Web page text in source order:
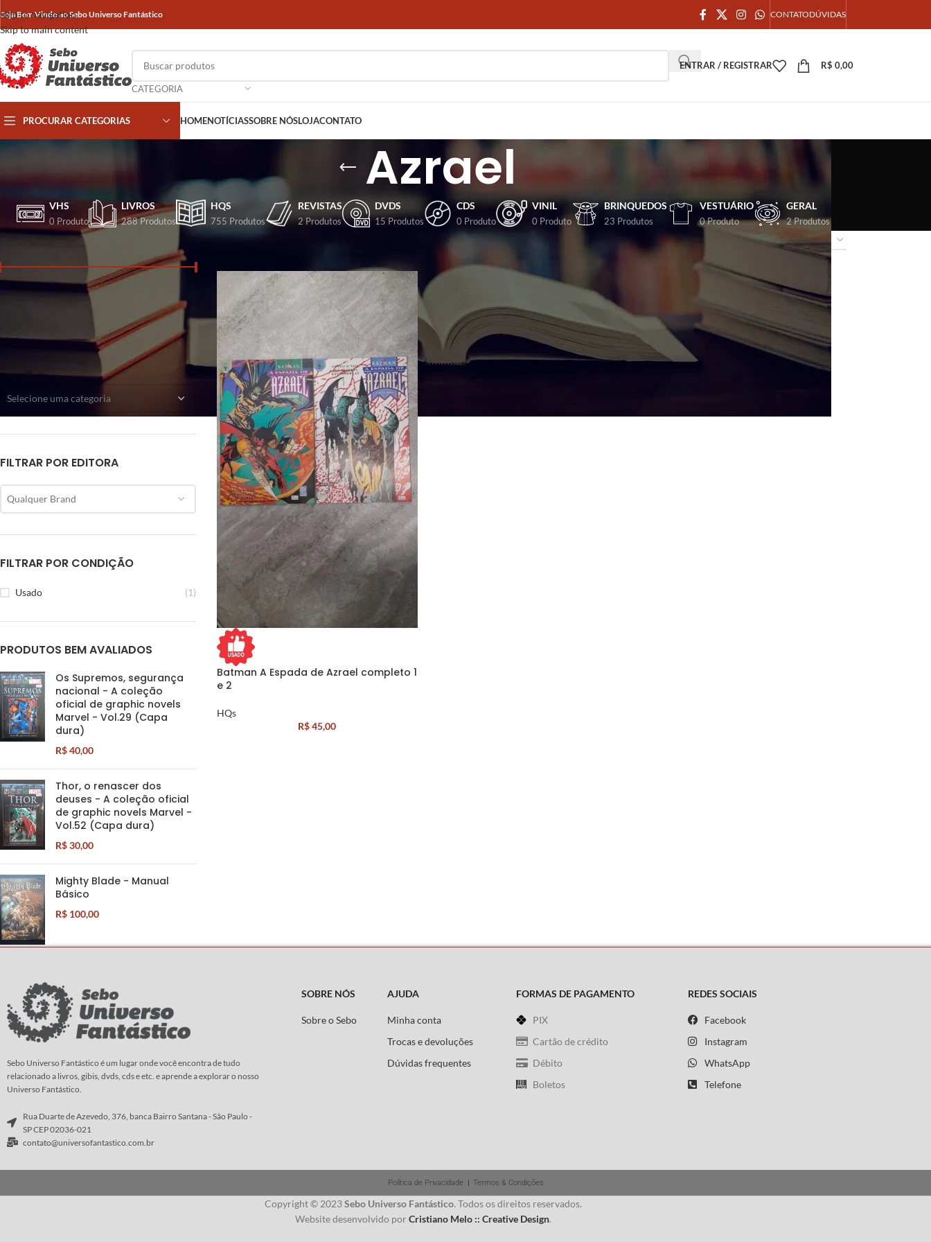
Skip to navigation
Skip to main content
Seja Bem Vindo ao Sebo Universo Fantástico CONTATODÚVIDAS
CATEGORIA
ENTRAR / REGISTRAR R$ 0,00
PROCURAR CATEGORIAS HOMENOTÍCIASSOBRE NÓSLOJACONTATO
Azrael
VHS
0 Produto
LIVROS
288 Produtos
HQS
755 Produtos
REVISTAS
2 Produtos
DVDS
15 Produtos
CDS
0 Produto
VINIL
0 Produto
BRINQUEDOS
23 Produtos
VESTUÁRIO
0 Produto
GERAL
2 Produtos
FILTRA POR PREÇO
FILTRAR
R$ 50
Selecione uma categoria
FILTRAR POR EDITORA
Qualquer Brand
FILTRAR POR CONDIÇÃO
Usado (1)
PRODUTOS BEM AVALIADOS
Os Supremos, segurança
nacional - A coleção
oficial de graphic novels
Marvel - Vol.29 (Capa
dura)
R$40,00
Thor, o renascer dos
deuses - A coleção oficial
de graphic novels Marvel -
Vol.52 (Capa dura)
R$30,00
Mighty Blade - Manual
Básico
R$ 100,00
Início/Produtos marcados com a tag “Azrael” 18 24
Batman A Espada de Azrael completo 1
e 2
HQs
R$45,00
Sebo Universo Fantástico é um lugar onde você encontra de tudo
relacionado a livros, gibis, dvds, cds e etc. e aprende a explorar o nosso
Universo Fantástico.
Rua Duarte de Azevedo, 376, banca Bairro Santana - São Paulo -
SP CEP 02036-021
contato@universofantastico.com.br
SOBRE NÓS
Sobre o Sebo
AJUDA
Minha conta
Trocas e devoluções
Dúvidas frequentes
FORMAS DE PAGAMENTO
PIX
Cartão de crédito
Débito
Boletos
REDES SOCIAIS
Facebook
Instagram
WhatsApp
Telefone
Política de Privacidade | Termos & Condições
Copyright © 2023Sebo Universo Fantástico. Todos os direitos reservados.
Website desenvolvido por Cristiano Melo :: Creative Design.